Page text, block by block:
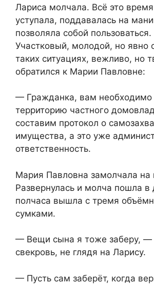
Лариса молчала. Всё это
уступала, поддавалась на
позволяла собой пользоваться.
Участковый, молодой, но явно
таких ситуациях, вежливо, но
обратился к Марии Павловне:
— Гражданка, вам необходимо
территорию частного
составим протокол о
имущества, а это уже
ответственность.
Мария Павловна замолчала на
Развернулась и молча пошла
полчаса вышла с тремя
сумками.
— Вещи сына я тоже заберу, —
свекровь, не глядя на Ларису.
— Пусть сам заберёт, когда